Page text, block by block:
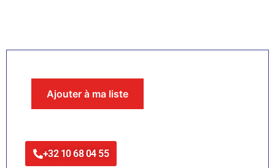
Ajouter à ma liste
+32 10 68 04 55